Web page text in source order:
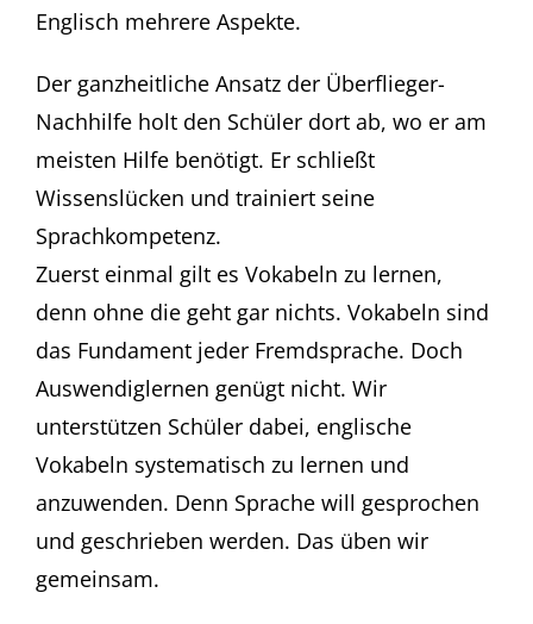
Englisch mehrere Aspekte.
Der ganzheitliche Ansatz der Überflieger-
Nachhilfe holt den Schüler dort ab, wo er am
meisten Hilfe benötigt. Er schließt
Wissenslücken und trainiert seine
Sprachkompetenz.
Zuerst einmal gilt es Vokabeln zu lernen,
denn ohne die geht gar nichts. Vokabeln sind
das Fundament jeder Fremdsprache. Doch
Auswendiglernen genügt nicht. Wir
unterstützen Schüler dabei, englische
Vokabeln systematisch zu lernen und
anzuwenden. Denn Sprache will gesprochen
und geschrieben werden. Das üben wir
gemeinsam.